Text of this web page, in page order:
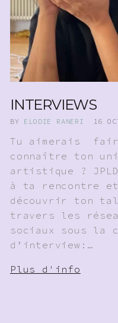
INTERVIEWS
BY ELODIE RANERI 16
Tu aimerais
connaître ton
artistique ?
à ta rencontre
découvrir ton
travers les
sociaux sous la
d’interview:…
Plus d'info